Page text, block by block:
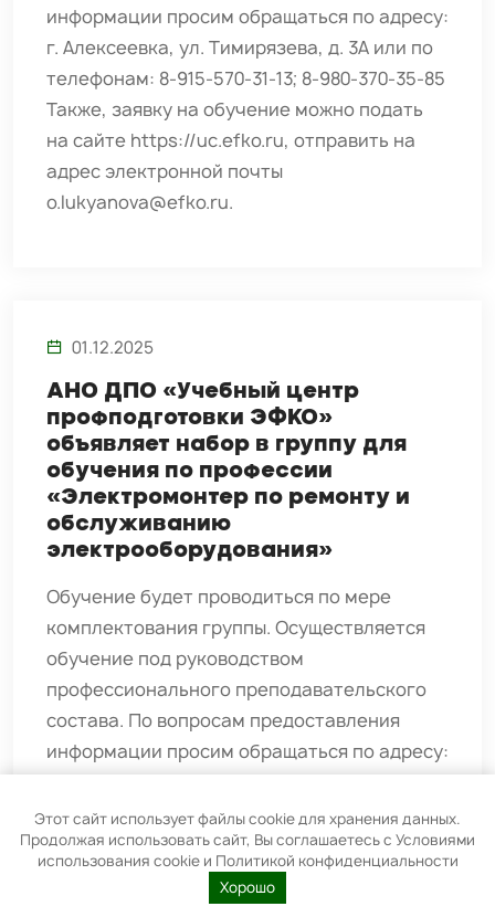
информации просим обращаться по адресу:
г. Алексеевка, ул. Тимирязева, д. 3А или по
телефонам: 8-915-570-31-13; 8-980-370-35-85
Также, заявку на обучение можно подать
на сайте https://uc.efko.ru, отправить на
адрес электронной почты
o.lukyanova@efko.ru.
01.12.2025
АНО ДПО «Учебный центр
профподготовки ЭФКО»
объявляет набор в группу для
обучения по профессии
«Электромонтер по ремонту и
обслуживанию
электрооборудования»
Обучение будет проводиться по мере
комплектования группы. Осуществляется
обучение под руководством
профессионального преподавательского
состава. По вопросам предоставления
информации просим обращаться по адресу:
г. Алексеевка, ул. Тимирязева, д. 3А или по
телефонам: 8-980-370-35-85 Также, заявку
на обучение можно подать на сайте
https://uc.efko.ru, отправить на адрес
электронной почты o.lukyanova@efko.ru.
Этот сайт использует файлы cookie для хранения данных.
Продолжая использовать сайт, Вы соглашаетесь с Условиями
использования cookie и Политикой конфиденциальности
Хорошо